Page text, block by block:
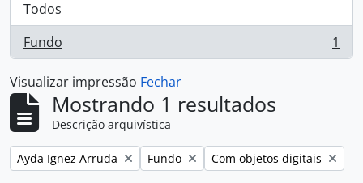
Todos
Fundo
, 1 resultados 1
Visualizar impressão Fechar
Mostrando 1 resultados
Descrição arquivística
Remover filtro:
Ayda Ignez Arruda Remover filtro:
Fundo Remover filtro:
Com objetos digitais